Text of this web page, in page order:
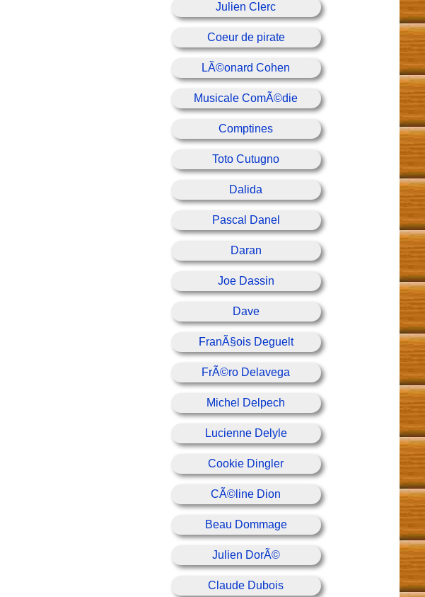
Julien Clerc
Coeur de pirate
LÃ©onard Cohen
Musicale ComÃ©die
Comptines
Toto Cutugno
Dalida
Pascal Danel
Daran
Joe Dassin
Dave
FranÃ§ois Deguelt
FrÃ©ro Delavega
Michel Delpech
Lucienne Delyle
Cookie Dingler
CÃ©line Dion
Beau Dommage
Julien DorÃ©
Claude Dubois